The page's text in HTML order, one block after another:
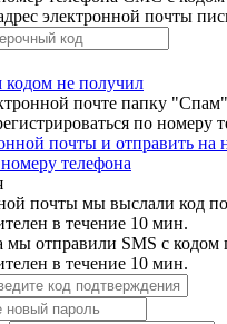
электронной почты
не получил
почте папку
по номеру
почты и отправить на
телефона
почты мы выслали код
в течение 10 мин.
отправили SMS с кодом
в течение 10 мин.